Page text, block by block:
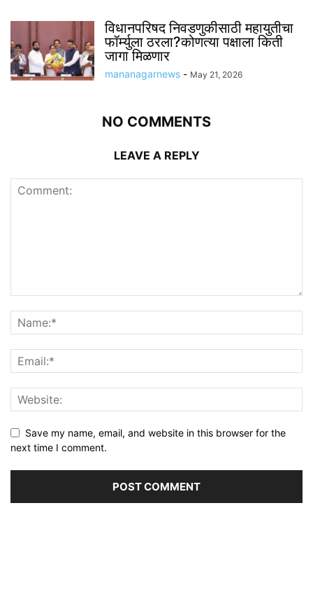
विधानपरिषद निवडणुकीसाठी महायुतीचा
फॉर्म्युला ठरला?कोणत्या पक्षाला किती
जागा मिळणार
mananagarnews - May 21, 2026
NO COMMENTS
LEAVE A REPLY
Save my name, email, and website in this browser for the
next time I comment.